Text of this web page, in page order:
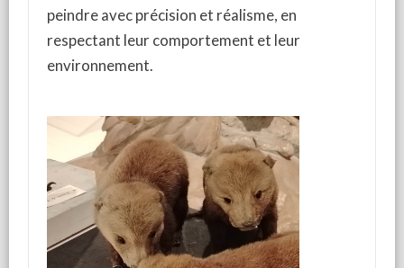
peindre avec précision et réalisme, en
respectant leur comportement et leur
environnement.